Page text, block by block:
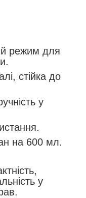
режим для
стійка до
у
на 600 мл.
у